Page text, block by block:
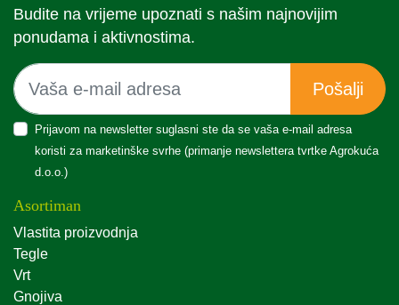
Budite na vrijeme upoznati s našim najnovijim
ponudama i aktivnostima.
Pošalji
Prijavom na newsletter suglasni ste da se vaša e-mail adresa
koristi za marketinške svrhe (primanje newslettera tvrtke Agrokuća
d.o.o.)
Asortiman
Vlastita proizvodnja
Tegle
Vrt
Gnojiva